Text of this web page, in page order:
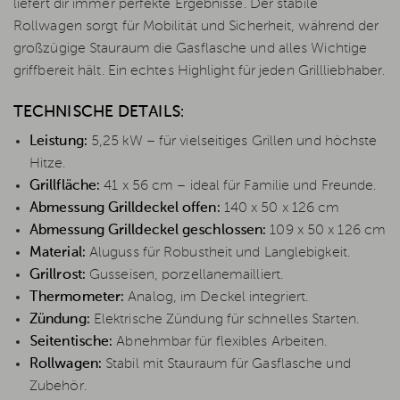
liefert dir immer perfekte Ergebnisse. Der stabile
Rollwagen sorgt für Mobilität und Sicherheit, während der
großzügige Stauraum die Gasflasche und alles Wichtige
griffbereit hält. Ein echtes Highlight für jeden Grillliebhaber.
TECHNISCHE DETAILS:
Leistung: 5,25 kW – für vielseitiges Grillen und höchste
Hitze.
Grillfläche: 41 x 56 cm – ideal für Familie und Freunde.
Abmessung Grilldeckel offen: 140 x 50 x 126 cm
Abmessung Grilldeckel geschlossen: 109 x 50 x 126 cm
Material: Aluguss für Robustheit und Langlebigkeit.
Grillrost: Gusseisen, porzellanemailliert.
Thermometer: Analog, im Deckel integriert.
Zündung: Elektrische Zündung für schnelles Starten.
Seitentische: Abnehmbar für flexibles Arbeiten.
Rollwagen: Stabil mit Stauraum für Gasflasche und
Zubehör.